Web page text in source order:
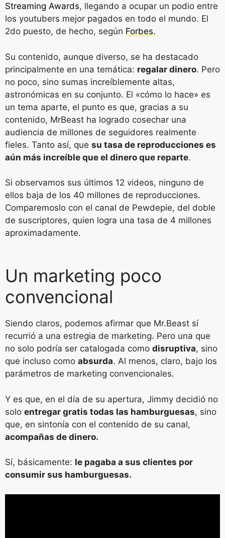
Streaming Awards, llegando a ocupar un podio entre
los youtubers mejor pagados en todo el mundo. El
2do puesto, de hecho, según Forbes.
Su contenido, aunque diverso, se ha destacado
principalmente en una temática: regalar dinero. Pero
no poco, sino sumas increíblemente altas,
astronómicas en su conjunto. El «cómo lo hace» es
un tema aparte, el punto es que, gracias a su
contenido, MrBeast ha logrado cosechar una
audiencia de millones de seguidores realmente
fieles. Tanto así, que su tasa de reproducciones es
aún más increíble que el dinero que reparte.
Si observamos sus últimos 12 videos, ninguno de
ellos baja de los 40 millones de reproducciones.
Comparemoslo con el canal de Pewdepie, del doble
de suscriptores, quien logra una tasa de 4 millones
aproximadamente.
Un marketing poco
convencional
Siendo claros, podemos afirmar que Mr.Beast sí
recurrió a una estregia de marketing. Pero una que
no solo podría ser catalogada como disruptiva, sino
que incluso como absurda. Al menos, claro, bajo los
parámetros de marketing convencionales.
Y es que, en el día de su apertura, Jimmy decidió no
solo entregar gratis todas las hamburguesas, sino
que, en sintonía con el contenido de su canal,
acompañas de dinero.
Sí, básicamente: le pagaba a sus clientes por
consumir sus hamburguesas.